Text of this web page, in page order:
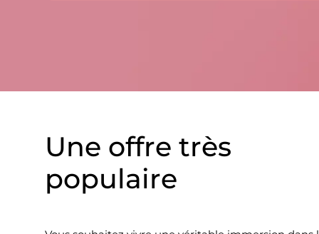
Une offre très
populaire